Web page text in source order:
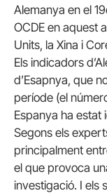
Alemanya en el
OCDE en aquest
Units, la Xina i
Els indicadors
d’Esapnya, que
període (el
Espanya ha estat
Segons els
principalment
el que provoca
investigació. I els